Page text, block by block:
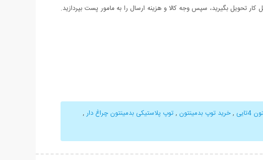
تحویل بگیرید، سپس وجه کالا و هزینه ارسال را به مامور پست بپردازید.
,خرید توپ بدمینتون , توپ پلاستیکی بدمینتون چراغ دار ,